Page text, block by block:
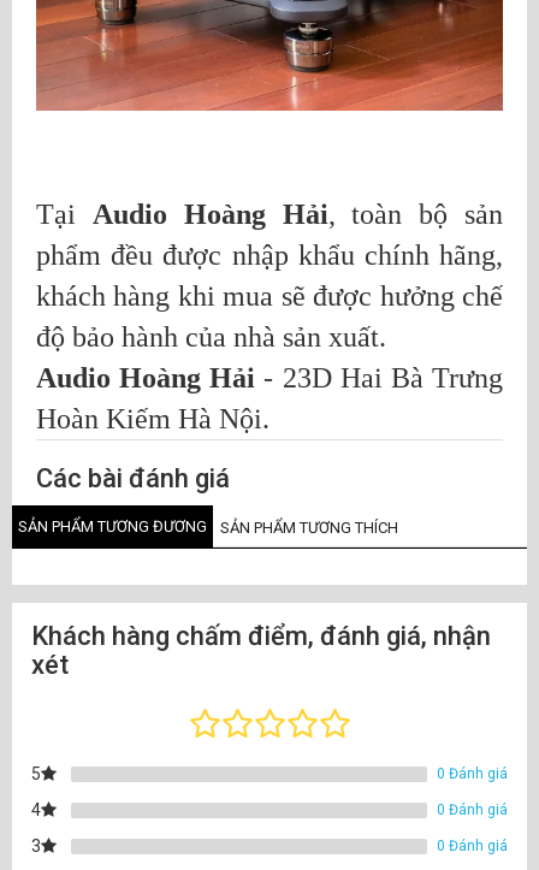
Tại Audio Hoàng Hải, toàn bộ sản
phẩm đều được nhập khẩu chính hãng,
khách hàng khi mua sẽ được hưởng chế
độ bảo hành của nhà sản xuất.
Audio Hoàng Hải - 23D Hai Bà Trưng
Hoàn Kiếm Hà Nội.
Các bài đánh giá
SẢN PHẨM TƯƠNG ĐƯƠNG SẢN PHẨM TƯƠNG THÍCH
Khách hàng chấm điểm, đánh giá, nhận
xét
5 0 Đánh giá
4 0 Đánh giá
3 0 Đánh giá